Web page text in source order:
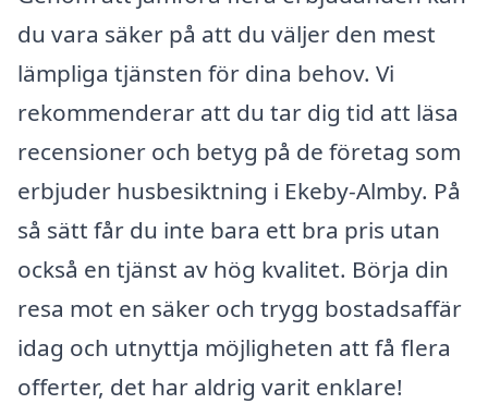
du vara säker på att du väljer den mest
lämpliga tjänsten för dina behov. Vi
rekommenderar att du tar dig tid att läsa
recensioner och betyg på de företag som
erbjuder husbesiktning i Ekeby-Almby. På
så sätt får du inte bara ett bra pris utan
också en tjänst av hög kvalitet. Börja din
resa mot en säker och trygg bostadsaffär
idag och utnyttja möjligheten att få flera
offerter, det har aldrig varit enklare!